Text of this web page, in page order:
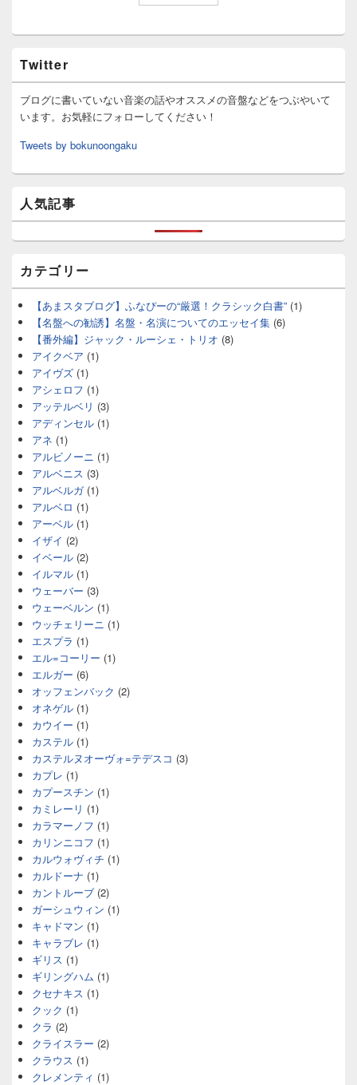
Twitter
ブログに書いていない音楽の話やオススメの音盤などをつぶやいて
います。お気軽にフォローしてください！
Tweets by bokunoongaku
人気記事
カテゴリー
【あまスタブログ】ふなぴーの“厳選！クラシック白書” (1)
【名盤への勧誘】名盤・名演についてのエッセイ集 (6)
【番外編】ジャック・ルーシェ・トリオ (8)
アイクベア (1)
アイヴズ (1)
アシェロフ (1)
アッテルベリ (3)
アディンセル (1)
アネ (1)
アルビノーニ (1)
アルベニス (3)
アルベルガ(1)
アルベロ (1)
アーベル (1)
イザイ (2)
イベール (2)
イルマル (1)
ウェーバー (3)
ウェーベルン (1)
ウッチェリーニ (1)
エスプラ (1)
エル=コーリー (1)
エルガー (6)
オッフェンバック (2)
オネゲル (1)
カウイー (1)
カステル (1)
カステルヌオーヴォ=テデスコ (3)
カプレ (1)
カプースチン (1)
カミレーリ (1)
カラマーノフ (1)
カリンニコフ (1)
カルウォヴィチ (1)
カルドーナ (1)
カントルーブ (2)
ガーシュウィン (1)
キャドマン (1)
キャラブレ (1)
ギリス (1)
ギリングハム (1)
クセナキス (1)
クック (1)
クラ (2)
クライスラー (2)
クラウス (1)
クレメンティ (1)